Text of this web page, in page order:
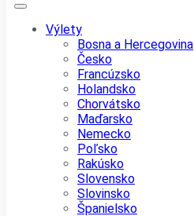
Výlety
Bosna a Hercegovina
Česko
Francúzsko
Holandsko
Chorvátsko
Maďarsko
Nemecko
Poľsko
Rakúsko
Slovensko
Slovinsko
Španielsko